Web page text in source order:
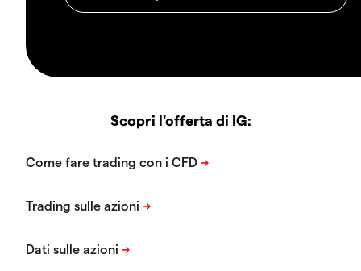
Scopri l'offerta di IG: